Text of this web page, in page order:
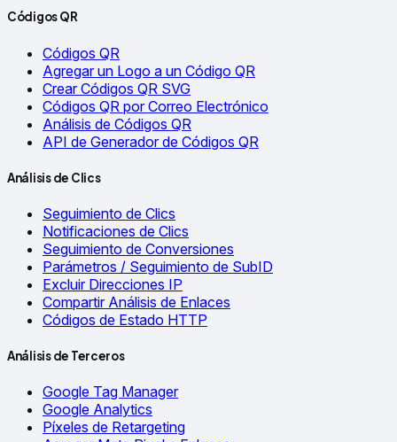
Códigos QR
Códigos QR
Agregar un Logo a un Código QR
Crear Códigos QR SVG
Códigos QR por Correo Electrónico
Análisis de Códigos QR
API de Generador de Códigos QR
Análisis de Clics
Seguimiento de Clics
Notificaciones de Clics
Seguimiento de Conversiones
Parámetros / Seguimiento de SubID
Excluir Direcciones IP
Compartir Análisis de Enlaces
Códigos de Estado HTTP
Análisis de Terceros
Google Tag Manager
Google Analytics
Píxeles de Retargeting